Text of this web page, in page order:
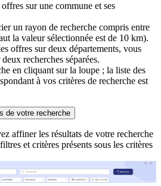
sur une commune et ses
un rayon de recherche compris entre
la valeur sélectionnée est de 10 km).
offres sur deux départements, vous
recherches séparées.
en cliquant sur la loupe ; la liste des
à vos critères de recherche est
de votre recherche
affiner les résultats de votre recherche
et critères présents sous les critères